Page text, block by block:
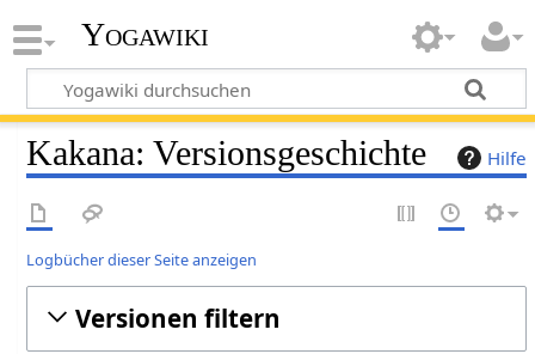
Yogawiki
Hilfe
Kakana: Versionsgeschichte
Logbücher dieser Seite anzeigen
Versionen filtern